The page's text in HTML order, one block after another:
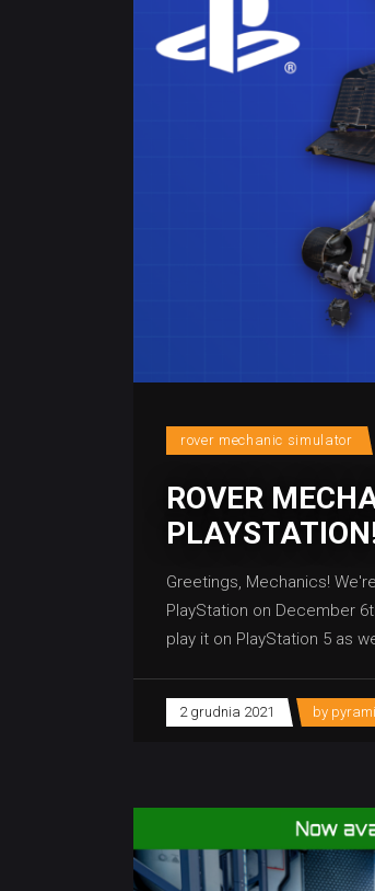
rover mechanic simulator
ROVER
Greetings, Mechanics!
PlayStation on December
play it on PlayStation 5 as
2 grudnia 2021 by